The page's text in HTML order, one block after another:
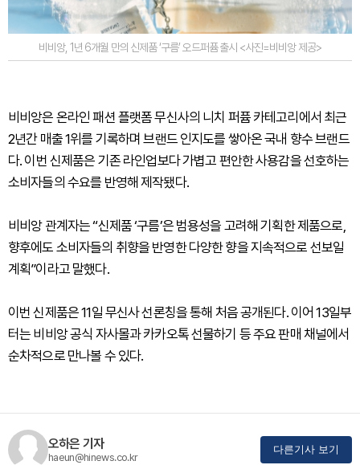
비비앙, 1년 6개월 만의 신제품 ‘구름’ 오드퍼퓸 출시 <사진=비비앙 제공>
비비앙은 온라인 패션 플랫폼 무신사의 니치 퍼퓸 카테고리에서 최근
2년간 매출 1위를 기록하며 브랜드 인지도를 쌓아온 국내 향수 브랜드
다. 이번 신제품은 기존 라인업보다 가볍고 편안한 사용감을 선호하는
소비자들의 수요를 반영해 제작됐다.
비비앙 관계자는 “신제품 ‘구름’은 범용성을 고려해 기획한 제품으로,
향후에도 소비자들의 취향을 반영한 다양한 향을 지속적으로 선보일
계획”이라고 말했다.
이번 신제품은 11일 무신사 선론칭을 통해 처음 공개된다. 이어 13일부
터는 비비앙 공식 자사몰과 카카오톡 선물하기 등 주요 판매 채널에서
순차적으로 만나볼 수 있다.
오하은 기자
haeun@hinews.co.kr
다른기사 보기